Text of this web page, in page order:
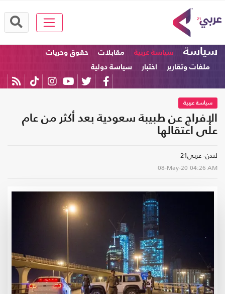
سياسة سياسة عربية مقابلات
حقوق وحريات
ملفات وتقارير
اختبار سياسة دولية
سياسة عربية
الإفراج عن طبيبة سعودية بعد أكثر من عام
على اعتقالها
لندن- عربي21
08-May-20 04:26 AM